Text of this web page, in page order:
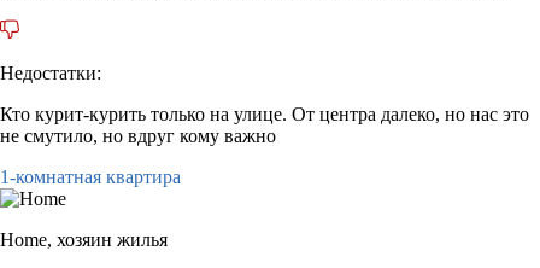
Недостатки:
Кто курит-курить только на улице. От центра далеко, но нас это
не смутило, но вдруг кому важно
1-комнатная квартира
Home, хозяин жилья